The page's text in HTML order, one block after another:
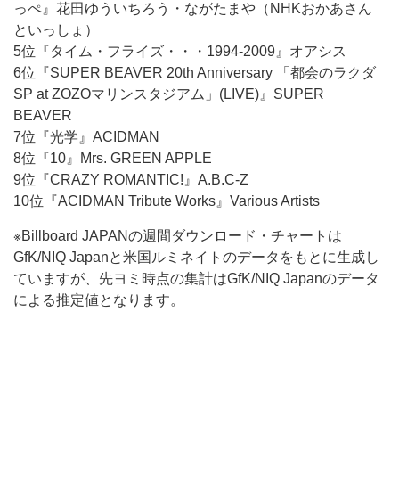
っぺ』花田ゆういちろう・ながたまや（NHKおかあさん
といっしょ）
5位『タイム・フライズ・・・1994-2009』オアシス
6位『SUPER BEAVER 20th Anniversary 「都会のラクダ
SP at ZOZOマリンスタジアム」(LIVE)』SUPER
BEAVER
7位『光学』ACIDMAN
8位『10』Mrs. GREEN APPLE
9位『CRAZY ROMANTIC!』A.B.C-Z
10位『ACIDMAN Tribute Works』Various Artists
※Billboard JAPANの週間ダウンロード・チャートは
GfK/NIQ Japanと米国ルミネイトのデータをもとに生成し
ていますが、先ヨミ時点の集計はGfK/NIQ Japanのデータ
による推定値となります。